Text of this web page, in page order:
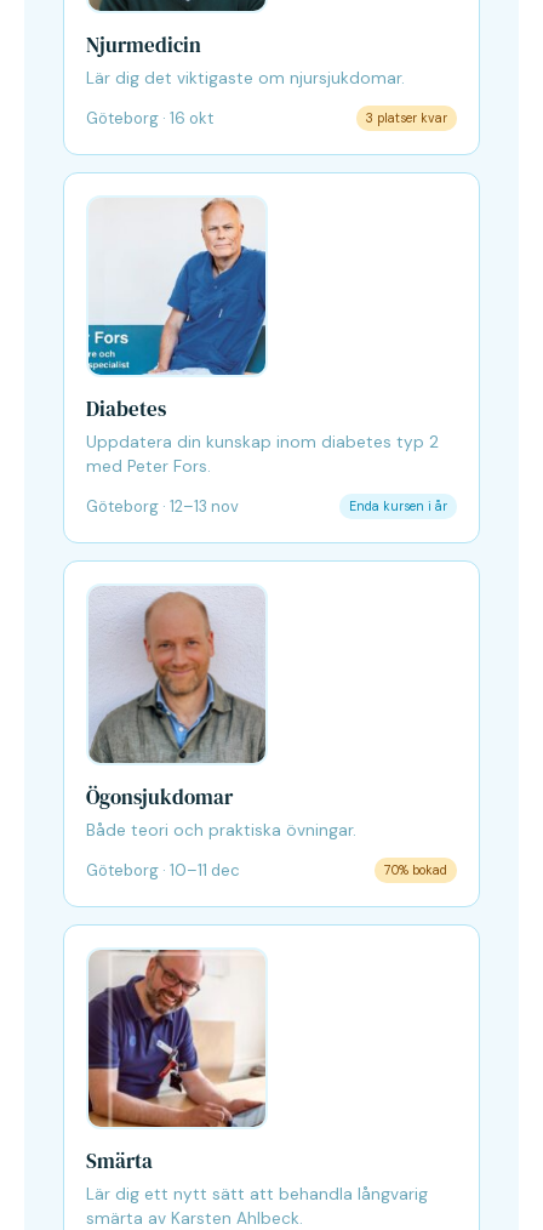
Njurmedicin
Lär dig det viktigaste om njursjukdomar.
Göteborg · 16 okt
3 platser kvar
Diabetes
Uppdatera din kunskap inom diabetes typ 2
med Peter Fors.
Göteborg · 12–13 nov
Enda kursen i år
Ögonsjukdomar
Både teori och praktiska övningar.
Göteborg · 10–11 dec
70% bokad
Smärta
Lär dig ett nytt sätt att behandla långvarig
smärta av Karsten Ahlbeck.